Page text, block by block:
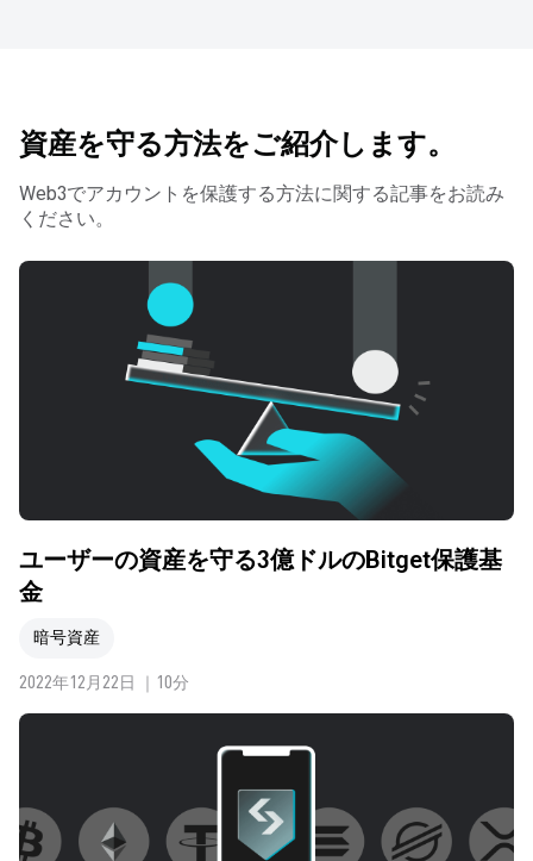
資産を守る方法をご紹介します。
Web3でアカウントを保護する方法に関する記事をお読み
ください。
ユーザーの資産を守る3億ドルのBitget保護基
金
暗号資産
2022年12月22日 ｜10分